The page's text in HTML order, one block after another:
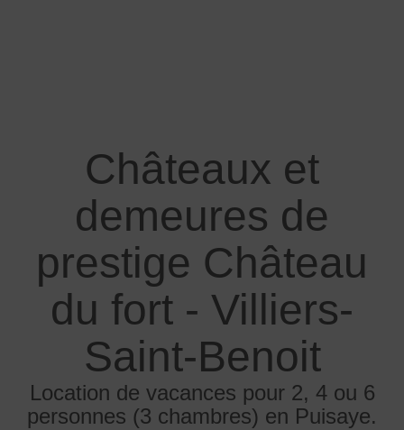
Châteaux et
demeures de
prestige Château
du fort - Villiers-
Saint-Benoit
Location de vacances pour 2, 4 ou 6
personnes (3 chambres) en Puisaye.